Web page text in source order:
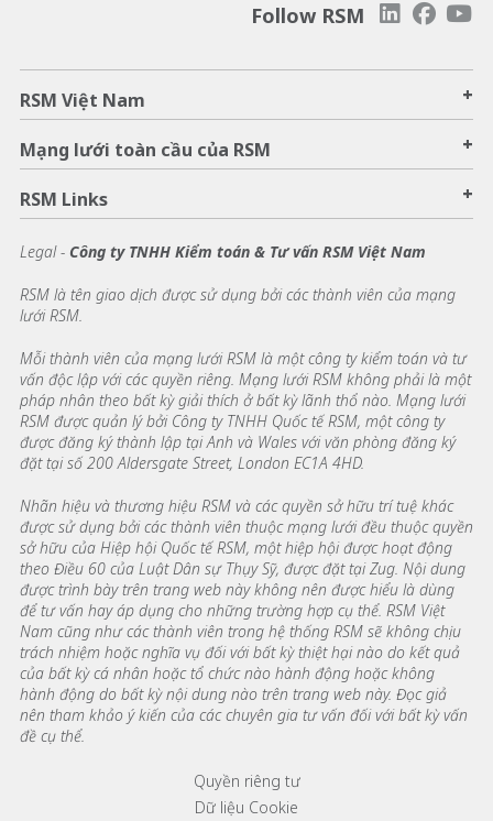
Follow RSM
RSM Việt Nam +
Mạng lưới toàn cầu của RSM +
RSM Links +
Legal - Công ty TNHH Kiểm toán & Tư vấn RSM Việt Nam
RSM là tên giao dịch được sử dụng bởi các thành viên của mạng
lưới RSM.
Mỗi thành viên của mạng lưới RSM là một công ty kiểm toán và tư
vấn độc lập với các quyền riêng. Mạng lưới RSM không phải là một
pháp nhân theo bất kỳ giải thích ở bất kỳ lãnh thổ nào. Mạng lưới
RSM được quản lý bởi Công ty TNHH Quốc tế RSM, một công ty
được đăng ký thành lập tại Anh và Wales với văn phòng đăng ký
đặt tại số 200 Aldersgate Street, London EC1A 4HD.
Nhãn hiệu và thương hiệu RSM và các quyền sở hữu trí tuệ khác
được sử dụng bởi các thành viên thuộc mạng lưới đều thuộc quyền
sở hữu của Hiệp hội Quốc tế RSM, một hiệp hội được hoạt động
theo Điều 60 của Luật Dân sự Thụy Sỹ, được đặt tại Zug. Nội dung
được trình bày trên trang web này không nên được hiểu là dùng
để tư vấn hay áp dụng cho những trường hợp cụ thể. RSM Việt
Nam cũng như các thành viên trong hệ thống RSM sẽ không chịu
trách nhiệm hoặc nghĩa vụ đối với bất kỳ thiệt hại nào do kết quả
của bất kỳ cá nhân hoặc tổ chức nào hành động hoặc không
hành động do bất kỳ nội dung nào trên trang web này. Đọc giả
nên tham khảo ý kiến của các chuyên gia tư vấn đối với bất kỳ vấn
đề cụ thể.
Footer menu linksQuyền riêng tư
Dữ liệu Cookie